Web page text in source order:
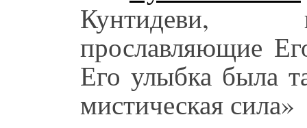
Кунтидеви,
прославляющие
Его улыбка была
мистическая сила»